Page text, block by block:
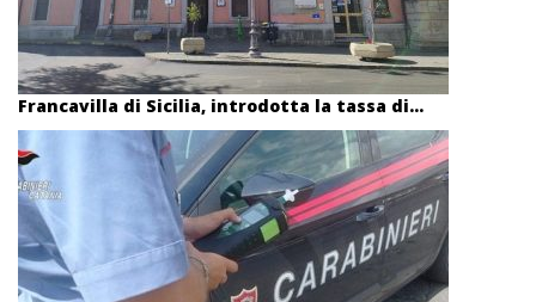
Francavilla di Sicilia, introdotta la tassa di...